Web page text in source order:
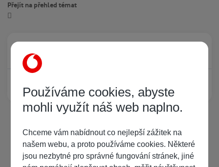
Přejít na přehled témat
Právě prohlíží tuto stránku
Žádný registrovaný uživatel si neprohlíží tuto stránku
Používáme cookies, abyste
mohli využít náš web naplno.
Chceme vám nabídnout co nejlepší zážitek na
našem webu, a proto používáme cookies. Některé
jsou nezbytné pro správné fungování stránek, jiné